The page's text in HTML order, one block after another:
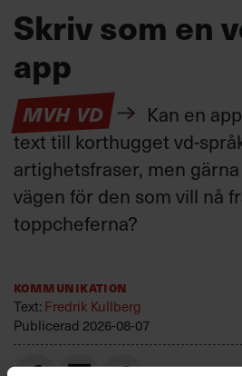
Skriv som en
app
MVH VD
Kan en
text till korthugget vd-
artighetsfraser, men
vägen för den som vill nå
toppcheferna?
Kommunikation
Text:Fredrik Kullberg
Publicerad 2026-08-07